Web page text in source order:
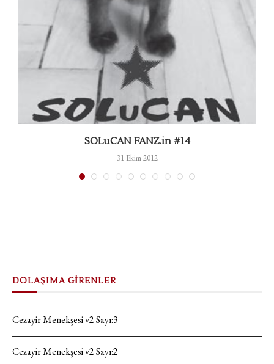
SOLuCAN FANZ.in #14
31 Ekim 2012
DOLAŞIMA GİRENLER
Cezayir Menekşesi v2 Sayı:3
Cezayir Menekşesi v2 Sayı:2